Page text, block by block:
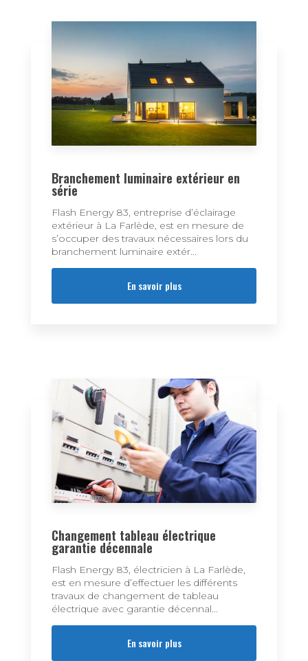
Branchement luminaire extérieur en
série
Flash Energy 83, entreprise d’éclairage
extérieur à La Farlède, est en mesure de
s’occuper des travaux nécessaires lors du
branchement luminaire extér...
En savoir plus
Changement tableau électrique
garantie décennale
Flash Energy 83, électricien à La Farlède,
est en mesure d’effectuer les différents
travaux de changement de tableau
électrique avec garantie décennal...
En savoir plus